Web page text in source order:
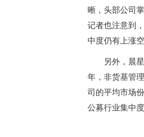
晰，头部公司
记者也注意到
中度仍有上涨空
另外，晨
年，非货基管
司的平均市场
公募行业集中